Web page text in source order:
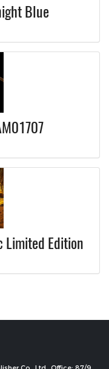
Blue
Limited Edition